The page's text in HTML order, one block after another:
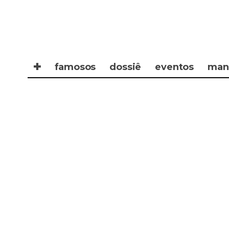
✚ famosos dossiê eventos